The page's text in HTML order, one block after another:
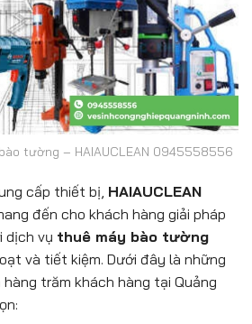
tường – HAIAUCLEAN 0945558556
cấp thiết bị, HAIAUCLEAN
đến cho khách hàng giải pháp
dịch vụ thuê máy bào tường
và tiết kiệm. Dưới đây là những
trăm khách hàng tại Quảng